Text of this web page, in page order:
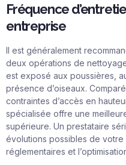
Fréquence
entreprise
Il est généralement
deux opérations de
est exposé aux poussières,
présence d’oiseaux.
contraintes d’accès en
spécialisée offre une
supérieure. Un prestataire
évolutions possibles de votre
réglementaires et